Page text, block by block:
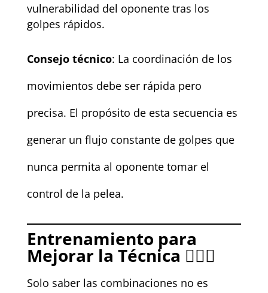
vulnerabilidad del oponente tras los
golpes rápidos.
Consejo técnico: La coordinación de los
movimientos debe ser rápida pero
precisa. El propósito de esta secuencia es
generar un flujo constante de golpes que
nunca permita al oponente tomar el
control de la pelea.
Entrenamiento para
Mejorar la Técnica 🏋️‍♂️🥊
Solo saber las combinaciones no es